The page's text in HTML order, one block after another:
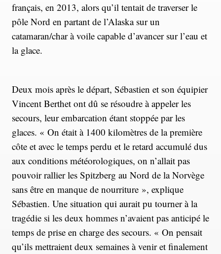
français, en 2013, alors qu’il tentait de traverser le
pôle Nord en partant de l’Alaska sur un
catamaran/char à voile capable d’avancer sur l’eau et
la glace.
Deux mois après le départ, Sébastien et son équipier
Vincent Berthet ont dû se résoudre à appeler les
secours, leur embarcation étant stoppée par les
glaces. « On était à 1400 kilomètres de la première
côte et avec le temps perdu et le retard accumulé dus
aux conditions météorologiques, on n’allait pas
pouvoir rallier les Spitzberg au Nord de la Norvège
sans être en manque de nourriture », explique
Sébastien. Une situation qui aurait pu tourner à la
tragédie si les deux hommes n’avaient pas anticipé le
temps de prise en charge des secours. « On pensait
qu’ils mettraient deux semaines à venir et finalement